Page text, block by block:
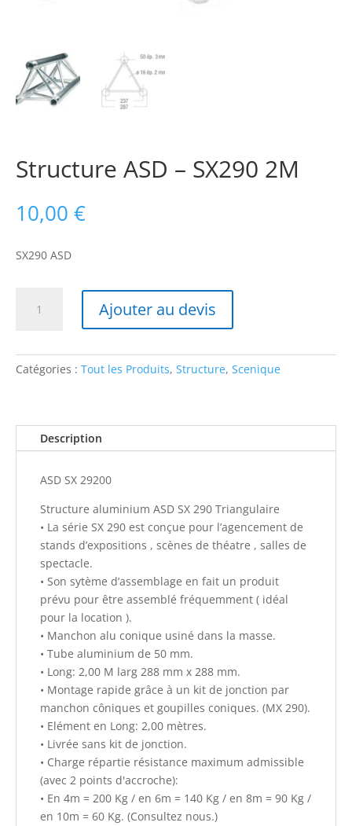
Structure ASD – SX290 2M
10,00 €
SX290 ASD
-
Ajouter au devis
Catégories : Tout les Produits, Structure, Scenique
Description
ASD SX 29200
Structure aluminium ASD SX 290 Triangulaire
• La série SX 290 est conçue pour l’agencement de
stands d’expositions , scènes de théatre , salles de
spectacle.
• Son sytème d’assemblage en fait un produit
prévu pour être assemblé fréquemment ( idéal
pour la location ).
• Manchon alu conique usiné dans la masse.
• Tube aluminium de 50 mm.
• Long: 2,00 M larg 288 mm x 288 mm.
• Montage rapide grâce à un kit de jonction par
manchon côniques et goupilles coniques. (MX 290).
• Elément en Long: 2,00 mètres.
• Livrée sans kit de jonction.
• Charge répartie résistance maximum admissible
(avec 2 points d'accroche):
• En 4m = 200 Kg / en 6m = 140 Kg / en 8m = 90 Kg /
en 10m = 60 Kg. (Consultez nous.)